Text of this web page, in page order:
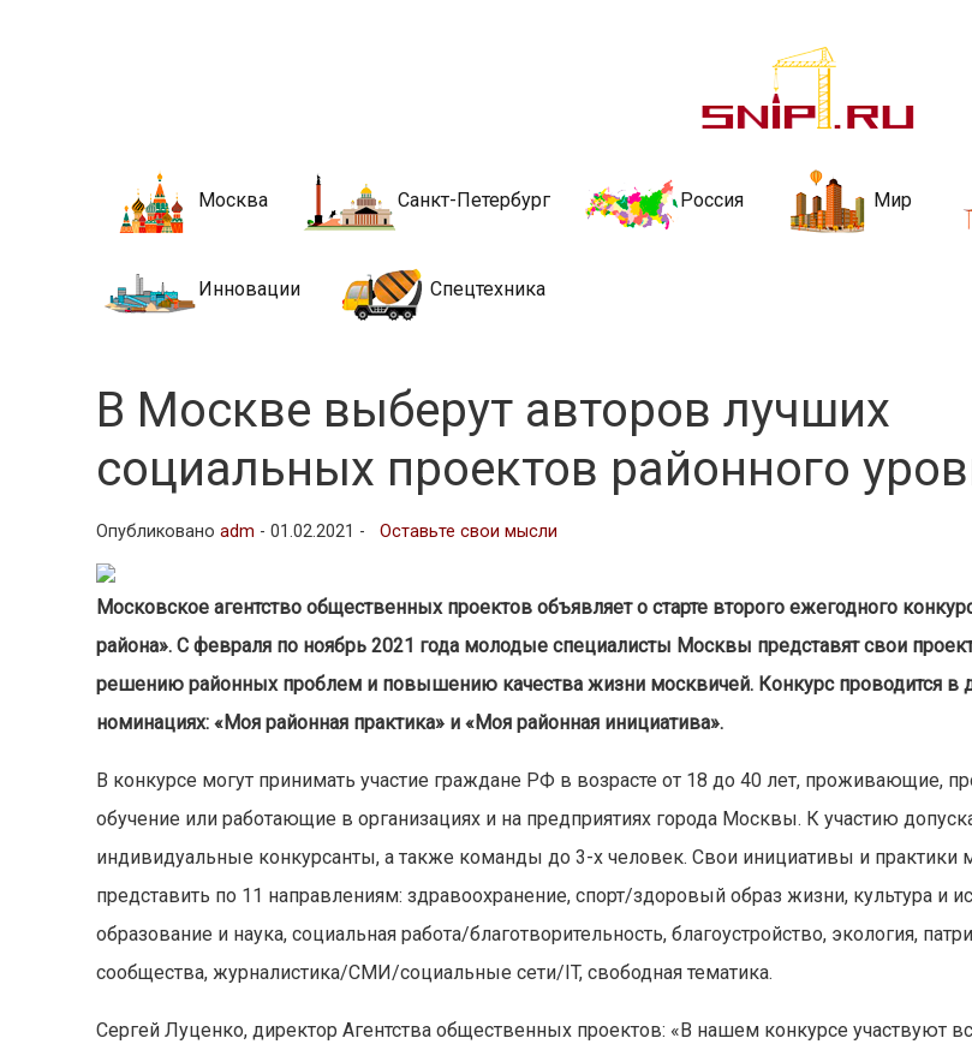
Новости строительства и
стройкой рубрики
Москва Санкт-Петербург Россия Мир
Инновации Спецтехника
В Москве выберут авторов лучших
социальных проектов районного
Опубликованоadm -01.02.2021 - Оставьте свои мысли
Московское агентство общественных проектов объявляет о старте второго ежегодного
района». С февраля по ноябрь 2021 года молодые специалисты Москвы представят свои
решению районных проблем и повышению качества жизни москвичей. Конкурс проводится в
номинациях: «Моя районная практика» и «Моя районная инициатива».
В конкурсе могут принимать участие граждане РФ в возрасте от 18 до 40 лет, проживающие,
обучение или работающие в организациях и на предприятиях города Москвы. К участию
индивидуальные конкурсанты, а также команды до 3-х человек. Свои инициативы и практики
представить по 11 направлениям: здравоохранение, спорт/здоровый образ жизни, культура и
образование и наука, социальная работа/благотворительность, благоустройство, экология,
сообщества, журналистика/СМИ/социальные сети/IT, свободная тематика.
Сергей Луценко, директор Агентства общественных проектов: «В нашем конкурсе участвуют